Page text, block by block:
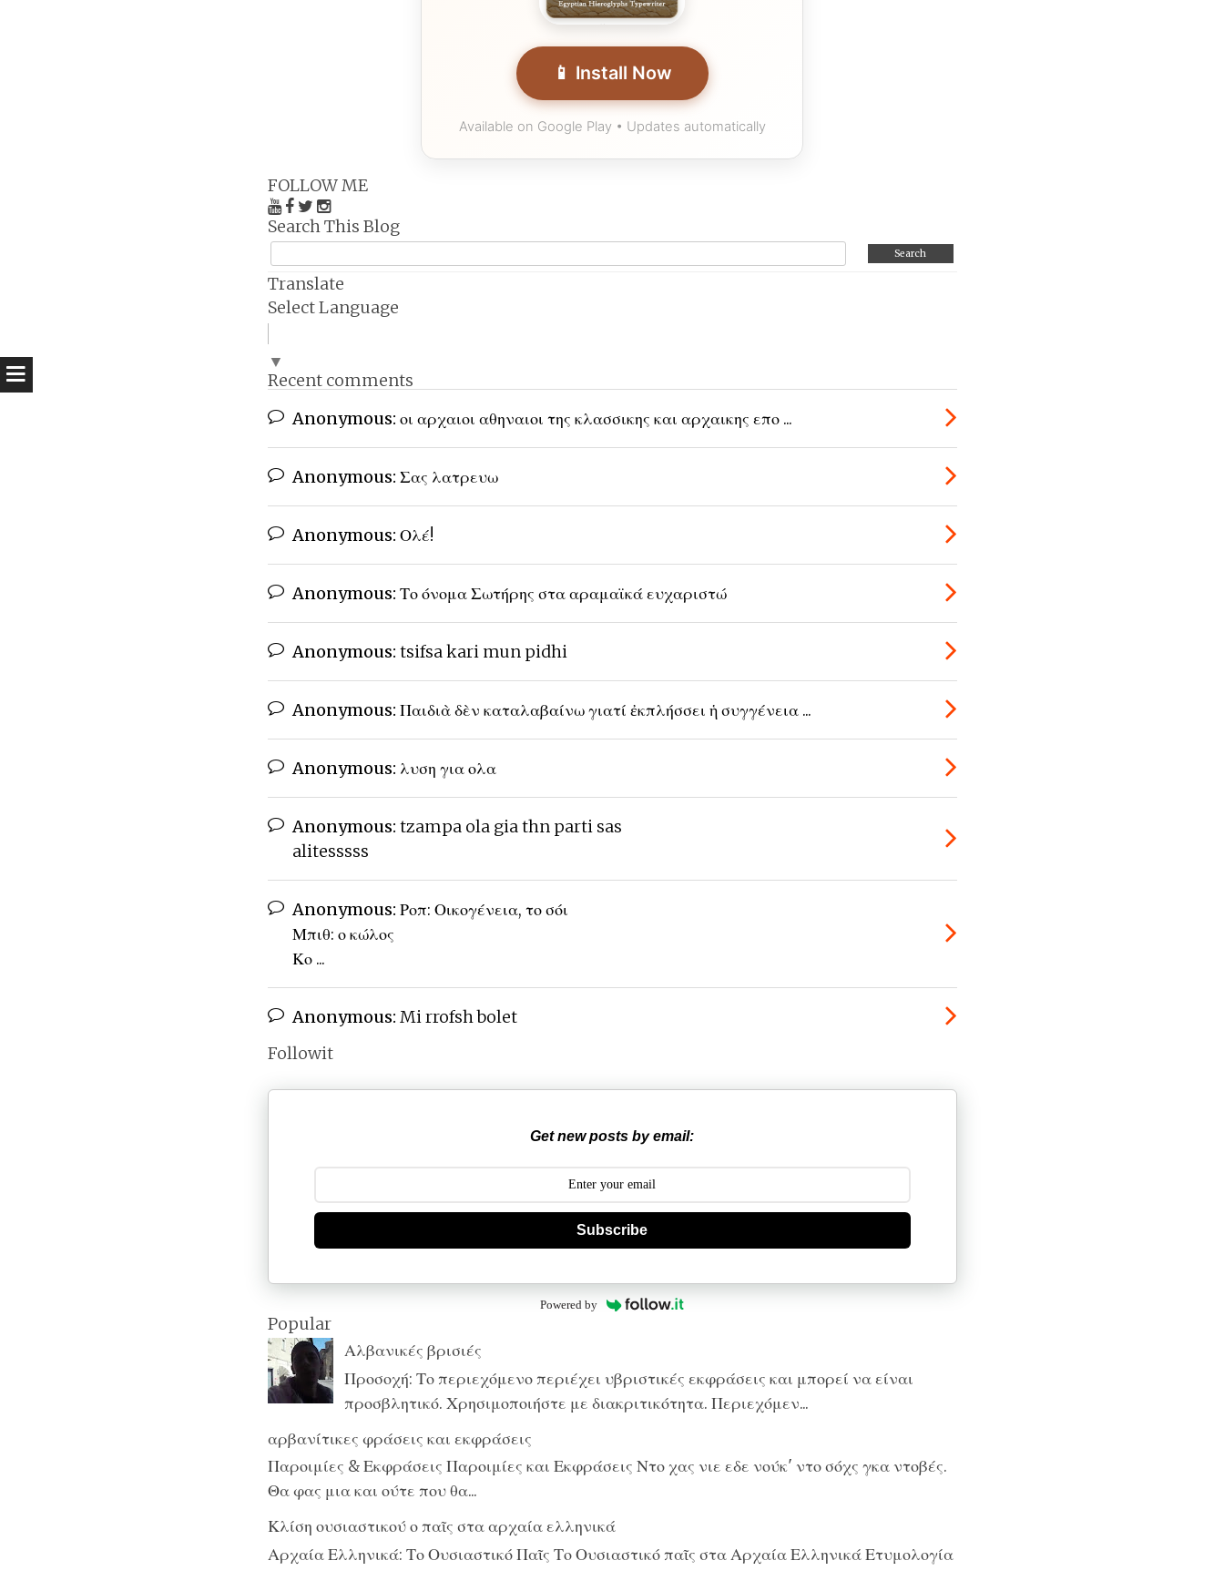
📱 Install Now
Available on Google Play • Updates automatically
FOLLOW ME
Search This Blog
Translate
Select Language
▼
Recent comments
Anonymous: οι αρχαιοι αθηναιοι της κλασσικης και αρχαικης επο ...
Anonymous: Σας λατρευω
Anonymous: Ολέ!
Anonymous: Το όνομα Σωτήρης στα αραμαϊκά ευχαριστώ
Anonymous: tsifsa kari mun pidhi
Anonymous: Παιδιὰ δὲν καταλαβαίνω γιατί ἐκπλήσσει ἡ συγγένεια ...
Anonymous: λυση για ολα
Anonymous: tzampa ola gia thn parti sas
alitesssss
Anonymous: Ροπ: Οικογένεια, το σόι
Μπιθ: ο κώλος
Κο ...
Anonymous: Mi rrofsh bolet
Followit
Get new posts by email:
Subscribe
Powered by
Popular
Αλβανικές βρισιές
Προσοχή: Το περιεχόμενο περιέχει υβριστικές εκφράσεις και μπορεί να είναι
προσβλητικό. Χρησιμοποιήστε με διακριτικότητα. Περιεχόμεν...
αρβανίτικες φράσεις και εκφράσεις
Παροιμίες & Εκφράσεις Παροιμίες και Εκφράσεις Ντο χας νιε εδε νούκ' ντο σόχς γκα ντοβές.
Θα φας μια και ούτε που θα...
Κλίση ουσιαστικού ο παῖς στα αρχαία ελληνικά
Αρχαία Ελληνικά: Το Ουσιαστικό Παῖς Το Ουσιαστικό παῖς στα Αρχαία Ελληνικά Ετυμολογία